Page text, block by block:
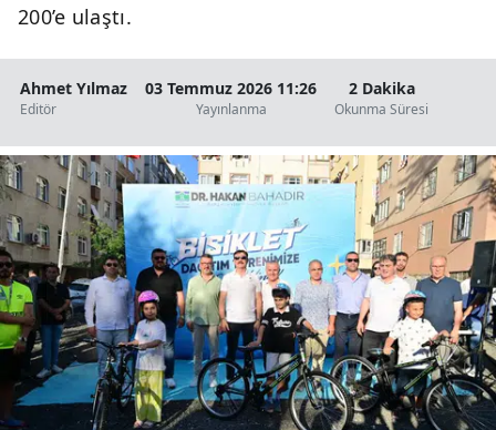
200’e ulaştı.
Ahmet Yılmaz
Editör
03 Temmuz 2026 11:26
Yayınlanma
2 Dakika
Okunma Süresi